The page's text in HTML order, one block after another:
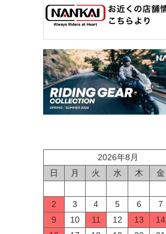
2026年8月
日
月 火 水 木 金
2
3 4 5 6 7
9
10 11 12 13 14